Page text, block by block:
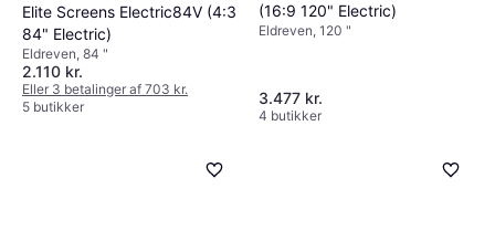
Elite Screens Electric84V (4:3
84" Electric)
Eldreven, 84 "
2.110 kr.
Eller 3 betalinger af 703 kr.
5 butikker
(16:9 120" Electric)
Eldreven, 120 "
3.477 kr.
4 butikker